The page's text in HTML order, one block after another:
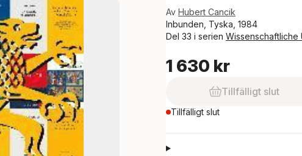
Av Hubert Cancik
Inbunden, Tyska, 1984
Del 33 i serien Wissenschaftliche
1 630 kr
Tillfälligt slut
Tillfälligt slut